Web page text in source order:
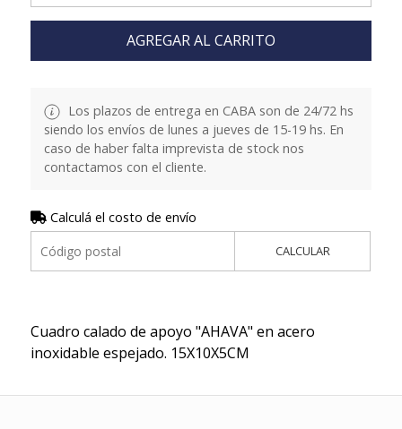
AGREGAR AL CARRITO
Los plazos de entrega en CABA son de 24/72 hs
siendo los envíos de lunes a jueves de 15-19 hs. En
caso de haber falta imprevista de stock nos
contactamos con el cliente.
Calculá el costo de envío
CALCULAR
Cuadro calado de apoyo "AHAVA" en acero
inoxidable espejado. 15X10X5CM